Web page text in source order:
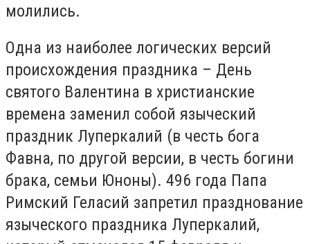
молились.
Одна из наиболее логических версий
происхождения праздника – День
святого Валентина в христианские
времена заменил собой языческий
праздник Луперкалий (в честь бога
Фавна, по другой версии, в честь богини
брака, семьи Юноны). 496 года Папа
Римский Геласий запретил празднование
языческого праздника Луперкалий,